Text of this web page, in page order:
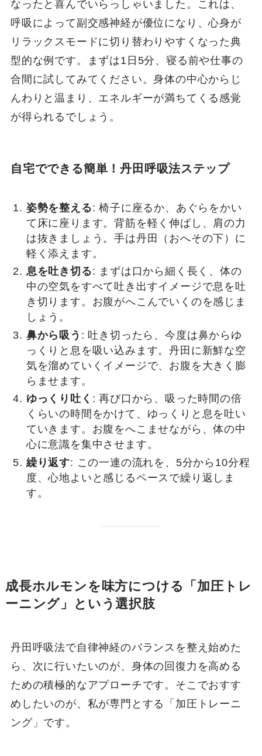
なったと喜んでいらっしゃいました。これは、
呼吸によって副交感神経が優位になり、心身が
リラックスモードに切り替わりやすくなった典
型的な例です。まずは1日5分、寝る前や仕事の
合間に試してみてください。身体の中心からじ
んわりと温まり、エネルギーが満ちてくる感覚
が得られるでしょう。
自宅でできる簡単！丹田呼吸法ステップ
姿勢を整える: 椅子に座るか、あぐらをかい
て床に座ります。背筋を軽く伸ばし、肩の力
は抜きましょう。手は丹田（おへその下）に
軽く添えます。
息を吐き切る: まずは口から細く長く、体の
中の空気をすべて吐き出すイメージで息を吐
き切ります。お腹がへこんでいくのを感じま
しょう。
鼻から吸う : 吐き切ったら、今度は鼻からゆ
っくりと息を吸い込みます。丹田に新鮮な空
気を溜めていくイメージで、お腹を大きく膨
らませます。
ゆっくり吐く : 再び口から、吸った時間の倍
くらいの時間をかけて、ゆっくりと息を吐い
ていきます。お腹をへこませながら、体の中
心に意識を集中させます。
繰り返す: この一連の流れを、5分から10分程
度、心地よいと感じるペースで繰り返しま
す。
成長ホルモンを味方につける「加圧トレ
ーニング」という選択肢
丹田呼吸法で自律神経のバランスを整え始めた
ら、次に行いたいのが、身体の回復力を高める
ための積極的なアプローチです。そこでおすす
めしたいのが、私が専門とする「加圧トレーニ
ング」です。